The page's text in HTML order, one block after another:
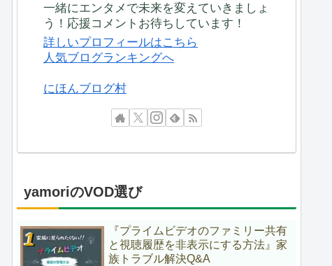
一緒にエンタメで未来を変えていきましょ
う！応援コメントお待ちしています！
詳しいプロフィールはこちら
人気ブログランキングへ
にほんブログ村
yamoriのVOD選び
『プライムビデオのファミリー共有
と視聴履歴を非表示にする方法』家
族トラブル解決Q&A